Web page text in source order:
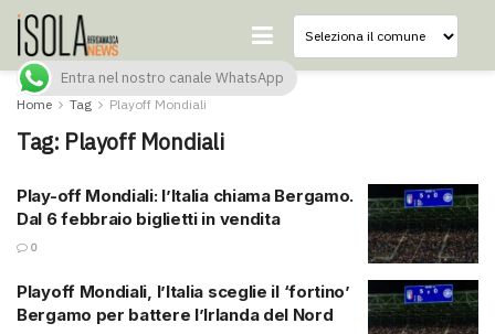
Home Tag Playoff Mondiali
Tag: Playoff Mondiali
Play-off Mondiali: l’Italia chiama Bergamo.
Dal 6 febbraio biglietti in vendita
0
Playoff Mondiali, l’Italia sceglie il ‘fortino’
Bergamo per battere l’Irlanda del Nord
Entra nel nostro canale WhatsApp